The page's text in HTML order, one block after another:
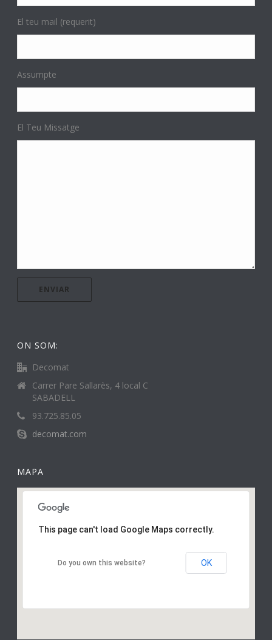
El teu mail (requerit)
Assumpte
El Teu Missatge
ON SOM:
Decomat
Carrer Pare Sallarès, 4 local C
SABADELL
93.725.85.05
decomat.com
MAPA
This page can't load Google Maps correctly.
Do you own this website? OK